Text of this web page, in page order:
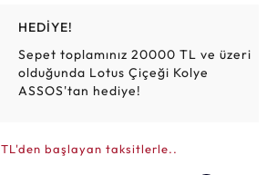
HEDİYE!
Sepet toplamınız 20000 TL ve üzeri
olduğunda Lotus Çiçeği Kolye
ASSOS'tan hediye!
TL'den başlayan taksitlerle..